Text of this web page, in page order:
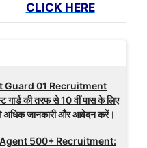
CLICK HERE
Guard 01 Recruitment
की तरफ से 10 वीं पास के लिए
अधिक जानकारी और आवेदन करें।
500+ Recruitment: